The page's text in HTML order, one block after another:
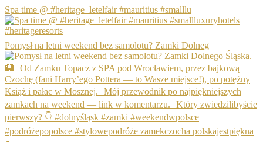
Spa time @ #heritage_letelfair #mauritius #smalllu
Pomysł na letni weekend bez samolotu? Zamki Dolneg